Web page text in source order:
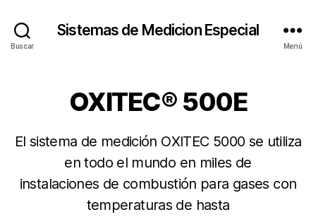
Buscar
Sistemas de Medicion Especial
Menú
OXITEC® 500E
El sistema de medición OXITEC 5000 se utiliza
en todo el mundo en miles de
instalaciones de combustión para gases con
temperaturas de hasta